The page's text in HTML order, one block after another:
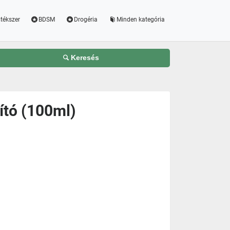
BDSM Drogéria Minden kategória
Keresés
(100ml)